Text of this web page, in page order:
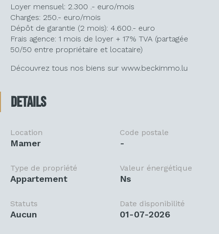
Loyer mensuel: 2.300 .- euro/mois
Charges: 250.- euro/mois
Dépôt de garantie (2 mois): 4.600.- euro
Frais agence: 1 mois de loyer + 17% TVA (partagée
50/50 entre propriétaire et locataire)
Découvrez tous nos biens sur www.beckimmo.lu
Details
Location
Mamer
Type de propriété
Appartement
Statuts
Aucun
Code postale
-
Valeur énergétique
ns
Date disponibilité
01-07-2026